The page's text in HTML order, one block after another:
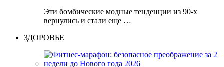
Эти бомбические модные тенденции из 90-х
вернулись и стали еще …
ЗДОРОВЬЕ